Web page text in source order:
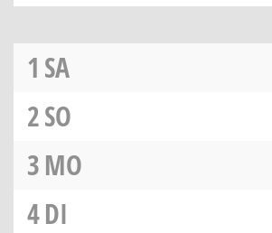
1 SA
2SO
3MO
4DI